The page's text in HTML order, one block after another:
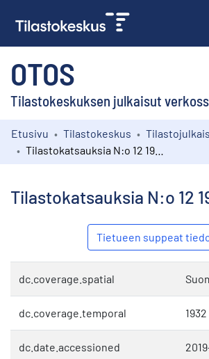
OTOS
Tilastokeskuksen julkaisut
Kokoelmat
Etusivu Tilastokeskus
Tilastokatsauksia N:o 12
Tietueen suppeat
dc.coverage.spatial
dc.coverage.temporal 1932
dc.date.accessioned